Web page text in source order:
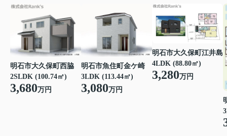
明石市大久保町西脇
2SLDK (100.74㎡)
3,680万円
明石市魚住町金ケ崎
3LDK (113.44㎡)
3,080万円
明石市大久保町江井島
4LDK (88.80㎡)
3,280万円